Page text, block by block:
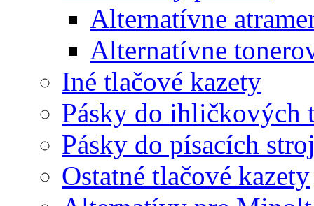
Alternatívne
Alternatívne
Iné tlačové kazety
Pásky do ihličkových
Pásky do písacích
Ostatné tlačové kazety